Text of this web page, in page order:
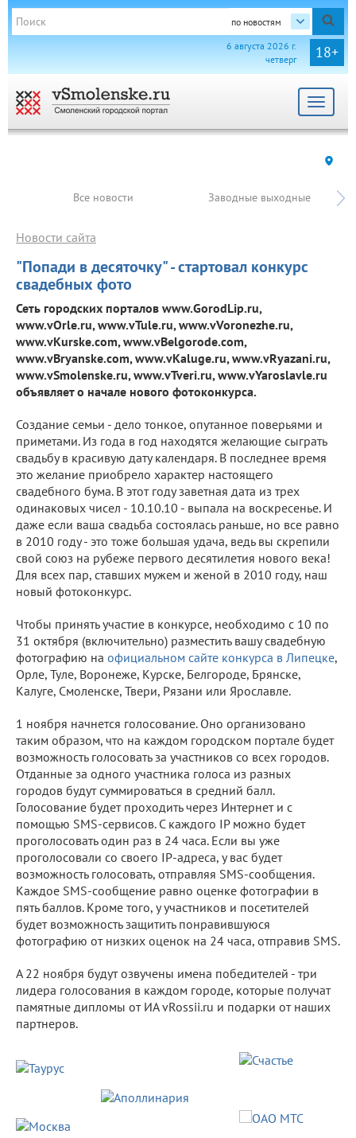
по новостям
18+
6 августа 2026 г.
четверг
Toggle
Все новости Заводные выходные
"Попади в десяточку" - стартовал конкурс
свадебных фото
Новости сайта
Сеть городских порталов www.GorodLip.ru,
www.vOrle.ru, www.vTule.ru, www.vVoronezhe.ru,
www.vKurske.com, www.vBelgorode.com,
www.vBryanske.com, www.vKaluge.ru, www.vRyazani.ru,
www.vSmolenske.ru, www.vTveri.ru, www.vYaroslavle.ru
объявляет о начале нового фотоконкурса.
Создание семьи - дело тонкое, опутанное поверьями и
приметами. Из года в год находятся желающие сыграть
свадьбу в красивую дату календаря. В последнее время
это желание приобрело характер настоящего
свадебного бума. В этот году заветная дата из трех
одинаковых чисел - 10.10.10 - выпала на воскресенье. И
даже если ваша свадьба состоялась раньше, но все равно
в 2010 году - это тоже большая удача, ведь вы скрепили
свой союз на рубеже первого десятилетия нового века!
Для всех пар, ставших мужем и женой в 2010 году, наш
новый фотоконкурс.
Чтобы принять участие в конкурсе, необходимо с 10 по
31 октября (включительно) разместить вашу свадебную
фотографию на официальном сайте конкурса в Липецке,
Орле, Туле, Воронеже, Курске, Белгороде, Брянске,
Калуге, Смоленске, Твери, Рязани или Ярославле.
1 ноября начнется голосование. Оно организовано
таким образом, что на каждом городском портале будет
возможность голосовать за участников со всех городов.
Отданные за одного участника голоса из разных
городов будут суммироваться в средний балл.
Голосование будет проходить через Интернет и с
помощью SMS-сервисов. C каждого IP можно будет
проголосовать один раз в 24 часа. Если вы уже
проголосовали со своего IP-адреса, у вас будет
возможность голосовать, отправляя SMS-сообщения.
Каждое SMS-сообщение равно оценке фотографии в
пять баллов. Кроме того, у участников и посетителей
будет возможность защитить понравившуюся
фотографию от низких оценок на 24 часа, отправив SMS.
А 22 ноября будут озвучены имена победителей - три
лидера голосования в каждом городе, которые получат
памятные дипломы от ИА vRossii.ru и подарки от наших
партнеров.